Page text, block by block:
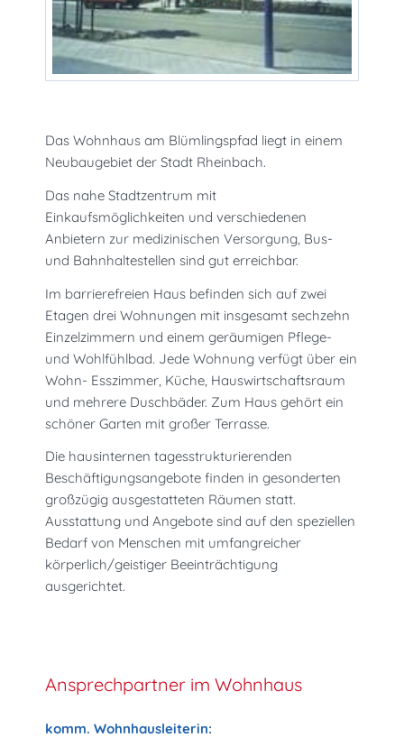
Das Wohnhaus am Blümlingspfad liegt in einem
Neubaugebiet der Stadt Rheinbach.
Das nahe Stadtzentrum mit
Einkaufsmöglichkeiten und verschiedenen
Anbietern zur medizinischen Versorgung, Bus-
und Bahnhaltestellen sind gut erreichbar.
Im barrierefreien Haus befinden sich auf zwei
Etagen drei Wohnungen mit insgesamt sechzehn
Einzelzimmern und einem geräumigen Pflege-
und Wohlfühlbad. Jede Wohnung verfügt über ein
Wohn- Esszimmer, Küche, Hauswirtschaftsraum
und mehrere Duschbäder. Zum Haus gehört ein
schöner Garten mit großer Terrasse.
Die hausinternen tagesstrukturierenden
Beschäftigungsangebote finden in gesonderten
großzügig ausgestatteten Räumen statt.
Ausstattung und Angebote sind auf den speziellen
Bedarf von Menschen mit umfangreicher
körperlich/geistiger Beeinträchtigung
ausgerichtet.
Ansprechpartner im Wohnhaus
komm. Wohnhausleiterin: